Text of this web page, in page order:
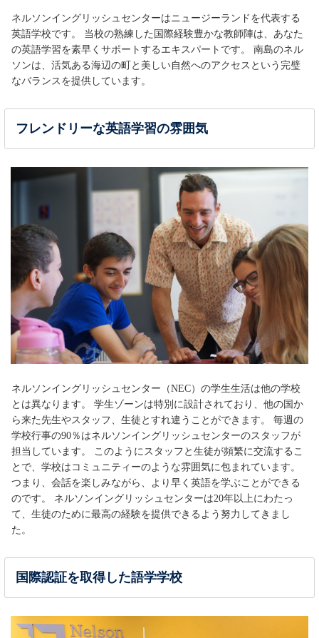
ネルソンイングリッシュセンターはニュージーランドを代表する
英語学校です。 当校の熟練した国際経験豊かな教師陣は、あなた
の英語学習を素早くサポートするエキスパートです。 南島のネル
ソンは、活気ある海辺の町と美しい自然へのアクセスという完璧
なバランスを提供しています。
フレンドリーな英語学習の雰囲気
ネルソンイングリッシュセンター（NEC）の学生生活は他の学校
とは異なります。 学生ゾーンは特別に設計されており、他の国か
ら来た先生やスタッフ、生徒とすれ違うことができます。 毎週の
学校行事の90％はネルソンイングリッシュセンターのスタッフが
担当しています。 このようにスタッフと生徒が頻繁に交流するこ
とで、学校はコミュニティーのような雰囲気に包まれています。
つまり、会話を楽しみながら、より早く英語を学ぶことができる
のです。 ネルソンイングリッシュセンターは20年以上にわたっ
て、生徒のために最高の経験を提供できるよう努力してきまし
た。
国際認証を取得した語学学校